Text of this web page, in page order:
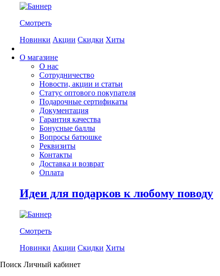
Смотреть
Новинки Акции Скидки Хиты
О магазине
О нас
Сотрудничество
Новости, акции и статьи
Статус оптового покупателя
Подарочные сертификаты
Документация
Гарантия качества
Бонусные баллы
Вопросы батюшке
Реквизиты
Контакты
Доставка и возврат
Оплата
Идеи для подарков к любому поводу
Смотреть
Новинки Акции Скидки Хиты
Поиск Личный кабинет